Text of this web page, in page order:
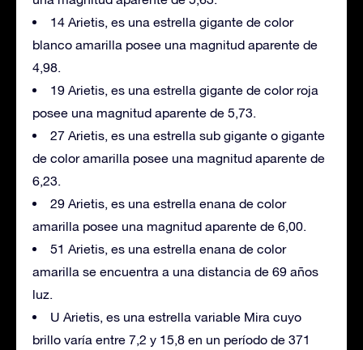
14 Arietis, es una estrella gigante de color
blanco amarilla posee una magnitud aparente de
4,98.
19 Arietis, es una estrella gigante de color roja
posee una magnitud aparente de 5,73.
27 Arietis, es una estrella sub gigante o gigante
de color amarilla posee una magnitud aparente de
6,23.
29 Arietis, es una estrella enana de color
amarilla posee una magnitud aparente de 6,00.
51 Arietis, es una estrella enana de color
amarilla se encuentra a una distancia de 69 años
luz.
U Arietis, es una estrella variable Mira cuyo
brillo varía entre 7,2 y 15,8 en un período de 371